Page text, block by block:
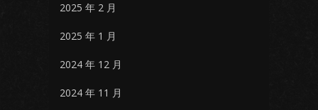
2025 年 2 月
2025 年 1 月
2024 年 12 月
2024 年 11 月